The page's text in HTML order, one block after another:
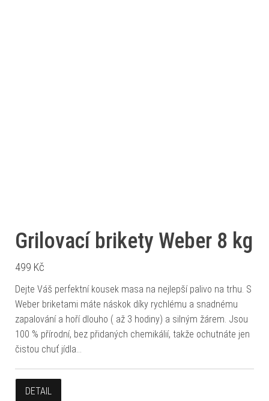
Grilovací brikety Weber 8 kg
499 Kč
Dejte Váš perfektní kousek masa na nejlepší palivo na trhu. S
Weber briketami máte náskok díky rychlému a snadnému
zapalování a hoří dlouho ( až 3 hodiny) a silným žárem. Jsou
100 % přírodní, bez přidaných chemikálií, takže ochutnáte jen
čistou chuť jídla…
DETAIL